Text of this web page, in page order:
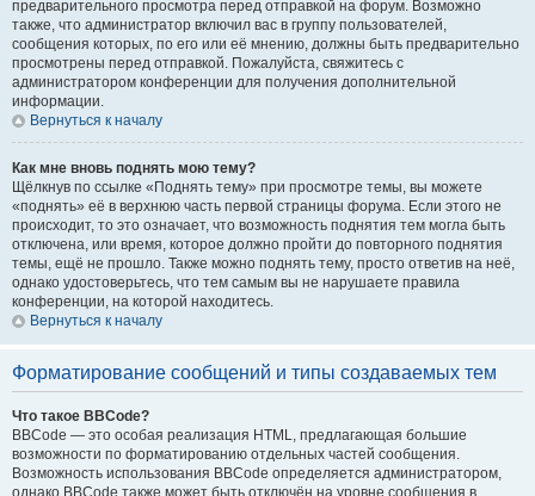
предварительного просмотра перед отправкой на форум. Возможно
также, что администратор включил вас в группу пользователей,
сообщения которых, по его или её мнению, должны быть предварительно
просмотрены перед отправкой. Пожалуйста, свяжитесь с
администратором конференции для получения дополнительной
информации.
Вернуться к началу
Как мне вновь поднять мою тему?
Щёлкнув по ссылке «Поднять тему» при просмотре темы, вы можете
«поднять» её в верхнюю часть первой страницы форума. Если этого не
происходит, то это означает, что возможность поднятия тем могла быть
отключена, или время, которое должно пройти до повторного поднятия
темы, ещё не прошло. Также можно поднять тему, просто ответив на неё,
однако удостоверьтесь, что тем самым вы не нарушаете правила
конференции, на которой находитесь.
Вернуться к началу
Форматирование сообщений и типы создаваемых тем
Что такое BBCode?
BBCode — это особая реализация HTML, предлагающая большие
возможности по форматированию отдельных частей сообщения.
Возможность использования BBCode определяется администратором,
однако BBCode также может быть отключён на уровне сообщения в